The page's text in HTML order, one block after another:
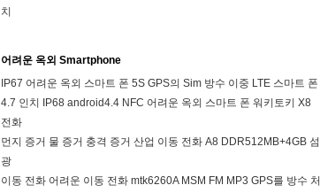
치
어려운 옥외 Smartphone
IP67 어려운 옥외 스마트 폰 5S GPS의 Sim 방수 이중 LTE 스마트 폰
4.7 인치 IP68 android4.4 NFC 어려운 옥외 스마트 폰 워키토키 X8
전화
먼지 증거 물 증거 충격 증거 산업 이동 전화 A8 DDR512MB+4GB 섬
광
이동 전화 어려운 이동 전화 mtk6260A MSM FM MP3 GPS를 방수 처